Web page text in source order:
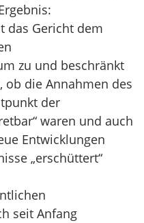
das Gericht dem
zu und beschränkt
ob die Annahmen des
der
waren und auch
Entwicklungen
„erschüttert“
seit Anfang